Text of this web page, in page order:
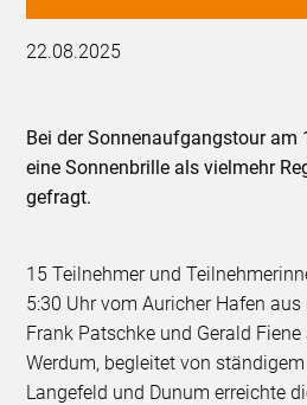
22.08.2025
Bei der Sonnenaufgangstour am
eine Sonnenbrille als vielmehr
gefragt.
15 Teilnehmer und
5:30 Uhr vom Auricher Hafen
Frank Patschke und Gerald
Werdum, begleitet von
Langefeld und Dunum erreichte